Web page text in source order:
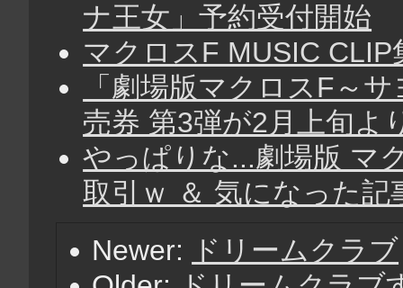
ナ王女」予約受付開始
マクロスF MUSIC
「劇場版マクロスF～
売券 第3弾が2月上旬よ
やっぱりな...劇場版 マ
取引ｗ ＆ 気になった記
Newer:
ドリームクラブ